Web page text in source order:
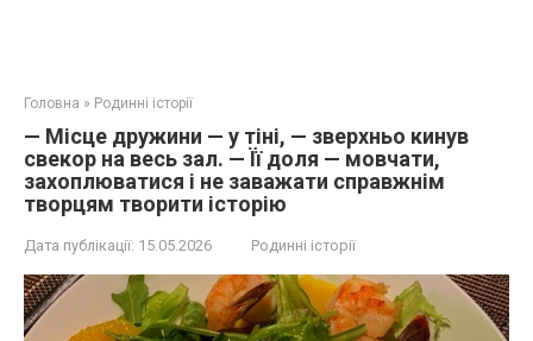
Головна » Родинні історії
— Місце дружини — у тіні, — зверхньо кинув
свекор на весь зал. — Її доля — мовчати,
захоплюватися і не заважати справжнім
творцям творити історію
Дата публікації: 15.05.2026 Родинні історії